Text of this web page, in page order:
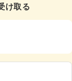
け取る